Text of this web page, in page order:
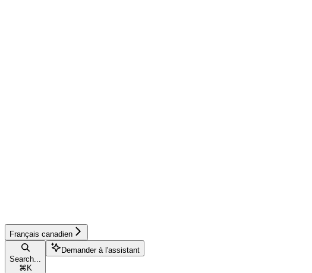
Français canadien
Search...
⌘ K
Demander à l'assistant